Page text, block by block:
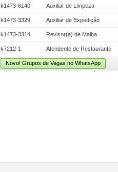
k1473-6140 Auxiliar de Limpeza
k1473-3329 Auxiliar de Expedição
k1473-3314 Revisor(a) de Malha
k7212-1 Atendente de Restaurante
Novo! Grupos de Vagas no WhatsApp